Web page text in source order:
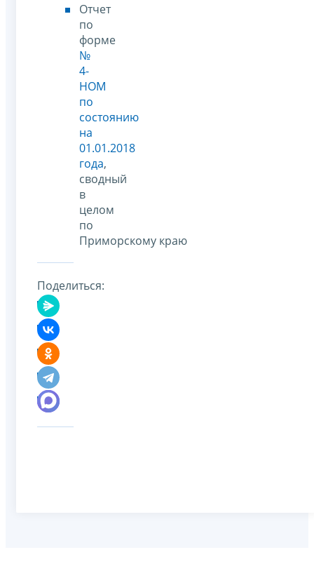
Отчет
по
форме
№
4-
НОМ
по
состоянию
на
01.01.2018
года,
сводный
в
целом
по
Приморскому краю
Поделиться: